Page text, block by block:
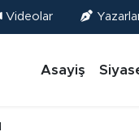
Videolar
Asayiş